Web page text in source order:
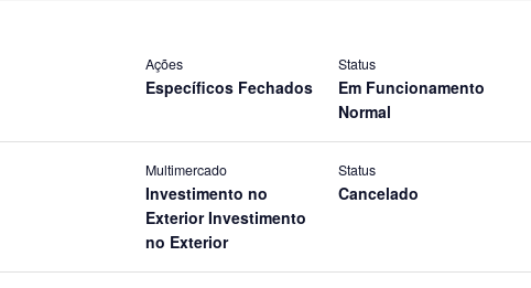
Ações
Específicos Fechados
Status
Em Funcionamento
Normal
Multimercado
Investimento no
Exterior Investimento
no Exterior
Status
Cancelado